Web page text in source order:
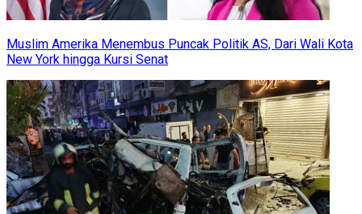
Muslim Amerika Menembus Puncak Politik AS, Dari Wali Kota
New York hingga Kursi Senat